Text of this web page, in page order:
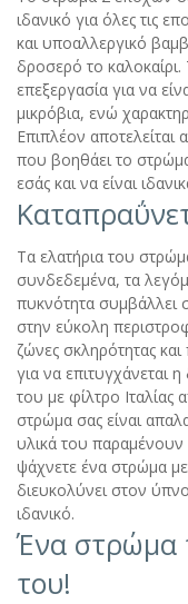
ιδανικό για όλες τις
και υποαλλεργικό
δροσερό το
επεξεργασία για να
μικρόβια, ενώ
Επιπλέον
που βοηθάει το
εσάς και να είναι
Τα ελατήρια του
συνδεδεμένα, τα
πυκνότητα συμβάλλει
στην εύκολη
ζώνες σκληρότητας
για να επιτυγχάνεται
του με φίλτρο Ιταλίας
στρώμα σας είναι
υλικά του παραμένουν
ψάχνετε ένα στρώμα
διευκολύνει στον
ιδανικό.
Ένα στρώμα
του!